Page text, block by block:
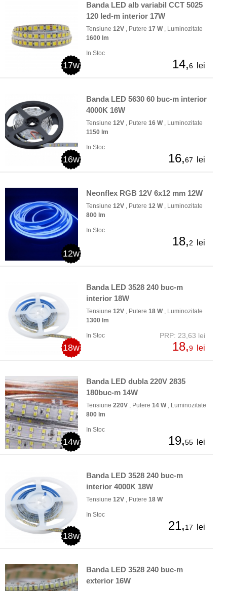
17w
Banda LED alb variabil CCT 5025
120 led-m interior 17W
Tensiune 12V , Putere 17 W, Luminozitate
1600 lm
In Stoc
14,6 lei
16w
Banda LED 5630 60 buc-m interior
4000K 16W
Tensiune 12V , Putere 16 W, Luminozitate
1150 lm
In Stoc
16,67 lei
12w
Neonflex RGB 12V 6x12 mm 12W
Tensiune 12V , Putere 12 W, Luminozitate
800 lm
In Stoc
18,2 lei
18w
Banda LED 3528 240 buc-m
interior 18W
Tensiune 12V , Putere 18 W, Luminozitate
1300 lm
In Stoc PRP: 23,63 lei
18,9 lei
14w
Banda LED dubla 220V 2835
180buc-m 14W
Tensiune 220V , Putere 14 W, Luminozitate
800 lm
In Stoc
19,55 lei
18w
Banda LED 3528 240 buc-m
interior 4000K 18W
Tensiune 12V , Putere 18 W
In Stoc
21,17 lei
Banda LED 3528 240 buc-m
exterior 16W